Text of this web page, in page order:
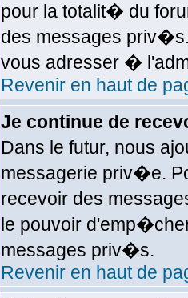
pour la totalit� du
des messages
vous adresser �
Revenir en haut de
Je continue de
Dans le futur, nous
messagerie priv�e.
recevoir des
le pouvoir
messages priv�s.
Revenir en haut de